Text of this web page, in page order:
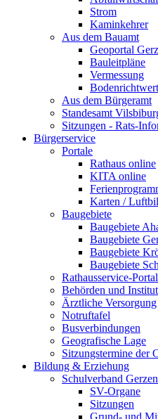
Strom
Kaminkehrer
Aus dem Bauamt
Geoportal
Bauleitpläne
Vermessung
Aus dem Bürgeramt
Standesamt
Sitzungen - Rats-
Bürgerservice
Portale
Rathaus online
KITA online
Karten /
Baugebiete
Baugebiete
Baugebiete
Baugebiete
Baugebiete
Rathausservice-
Behörden und
Ärztliche Versorgung
Notruftafel
Busverbindungen
Geografische Lage
Sitzungstermine der
Bildung & Erziehung
Schulverband Gerzen
SV-Organe
Sitzungen
Grund- und